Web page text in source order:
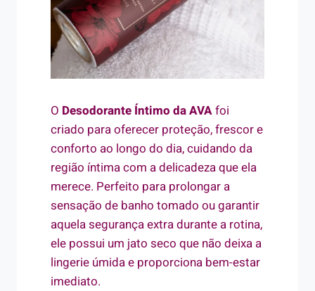
O Desodorante Íntimo da AVAfoi
criado para oferecer proteção, frescor e
conforto ao longo do dia, cuidando da
região íntima com a delicadeza que ela
merece. Perfeito para prolongar a
sensação de banho tomado ou garantir
aquela segurança extra durante a rotina,
ele possui um jato seco que não deixa a
lingerie úmida e proporciona bem-estar
imediato.